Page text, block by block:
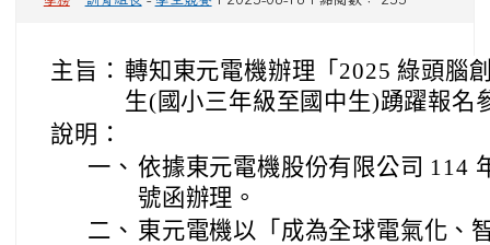
主旨： 轉知東元電機辦理「2025 綠頭腦
生(國小三年級至國中生)踴躍報名
說明：
一、 依據東元電機股份有限公司 114
號函辦理。
二、 東元電機以「成為全球電氣化、